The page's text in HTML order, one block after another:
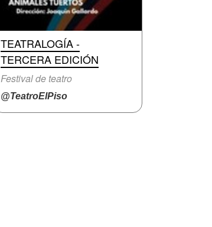
TEATRALOGÍA -
TERCERA EDICIÓN
Festival de teatro
@TeatroElPiso